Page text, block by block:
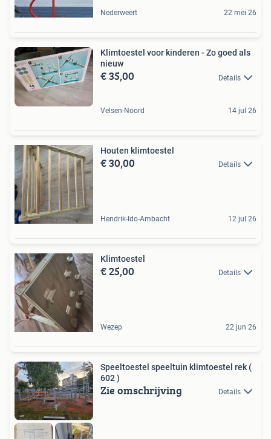
Nederweert 22 mei 26
Klimtoestel voor kinderen - Zo goed als
nieuw
€ 35,00 Details
Velsen-Noord 14 jul 26
Houten klimtoestel
€ 30,00 Details
Hendrik-Ido-Ambacht 12 jul 26
Klimtoestel
€ 25,00 Details
Wezep 22 jun 26
Speeltoestel speeltuin klimtoestel rek (
602 )
Zie omschrijving Details